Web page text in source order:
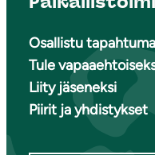
Osallistu
Tule
Liity jäseneksi
Piirit ja yhdistykset